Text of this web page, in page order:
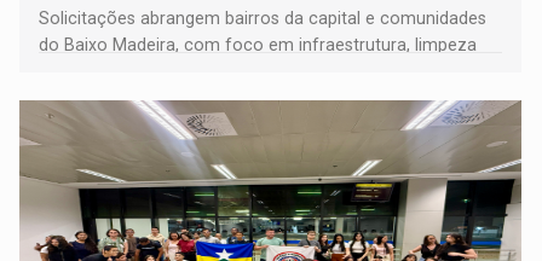
Solicitações abrangem bairros da capital e comunidades
do Baixo Madeira, com foco em infraestrutura, limpeza